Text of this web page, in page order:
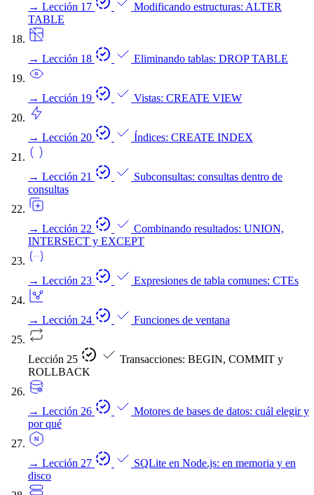
→ Lección 17
Modificando estructuras: ALTER
TABLE
→ Lección 18 Eliminando tablas: DROP TABLE
→ Lección 19 Vistas: CREATE VIEW
→ Lección 20 Índices: CREATE INDEX
→ Lección 21
Subconsultas: consultas dentro de
consultas
→ Lección 22
Combinando resultados: UNION,
INTERSECT y EXCEPT
→ Lección 23 Expresiones de tabla comunes: CTEs
→ Lección 24 Funciones de ventana
Lección 25
Transacciones: BEGIN, COMMIT y
ROLLBACK
→ Lección 26
Motores de bases de datos: cuál elegir y
por qué
→ Lección 27
SQLite en Node.js: en memoria y en
disco